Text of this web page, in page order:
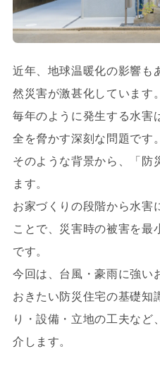
近年、地球温暖化の影響も
然災害が激甚化しています。
毎年のように発生する水害
全を脅かす深刻な問題です。
そのような背景から、「防
ます。
お家づくりの段階から水害
ことで、災害時の被害を最
です。
今回は、台風・豪雨に強い
おきたい防災住宅の基礎知
り・設備・立地の工夫など
介します。